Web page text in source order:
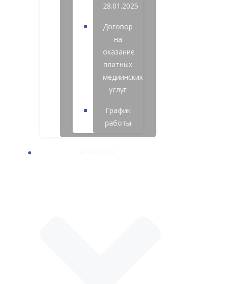
28.01.2025
Договор
на
оказание
платных
медиинских
услуг
График
работы